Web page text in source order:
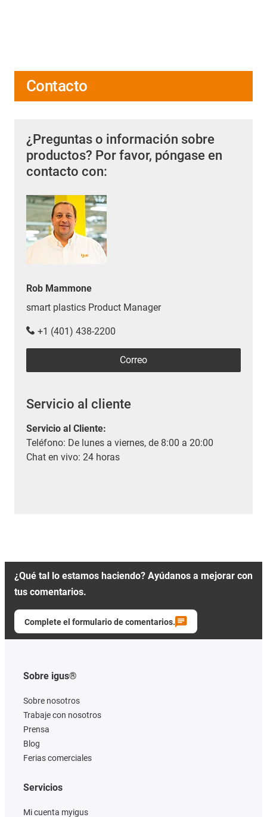
Contacto
¿Preguntas o información sobre
productos? Por favor, póngase en
contacto con:
Rob Mammone
smart plastics Product Manager
+1 (401) 438-2200
Correo
Servicio al cliente
Servicio al Cliente:
Teléfono: De lunes a viernes, de 8:00 a 20:00
Chat en vivo: 24 horas
¿Qué tal lo estamos haciendo? Ayúdanos a mejorar con
tus comentarios.
Complete el formulario de comentarios.
Sobre igus®
Sobre nosotros
Trabaje con nosotros
Prensa
Blog
Ferias comerciales
Servicios
Mi cuenta myigus